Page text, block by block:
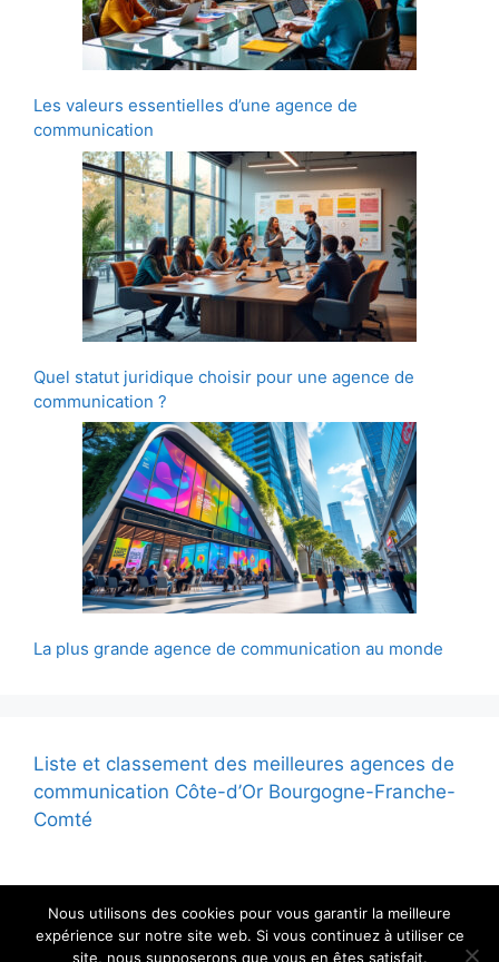
Les valeurs essentielles d’une agence de
communication
Quel statut juridique choisir pour une agence de
communication ?
La plus grande agence de communication au monde
Liste et classement des meilleures agences de
communication Côte-d’Or Bourgogne-Franche-
Comté
Nous utilisons des cookies pour vous garantir la meilleure
expérience sur notre site web. Si vous continuez à utiliser ce
site, nous supposerons que vous en êtes satisfait.